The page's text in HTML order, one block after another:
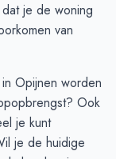
je de woning
van
Opijnen worden
Ook
je kunt
je de huidige